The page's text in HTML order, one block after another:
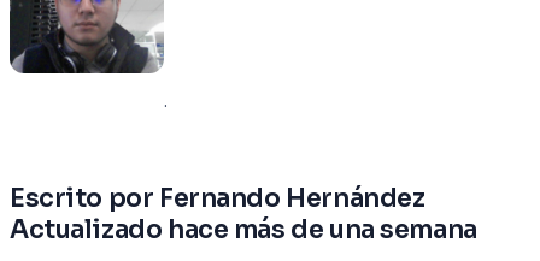
.
Escrito por Fernando Hernández
Actualizado hace más de una semana